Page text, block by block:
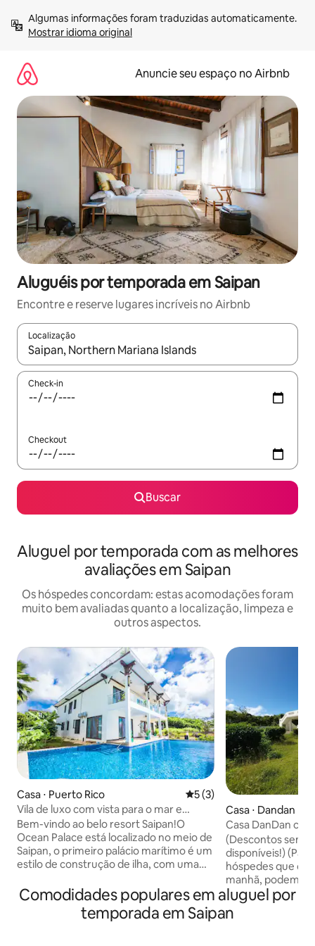
para
Mostrar idioma original
Anuncie seu espaço no Airbnb
Aluguéis por temporada em Saipan
Encontre e reserve lugares incríveis no Airbnb
Localização
Quando os resultados estiverem disponíveis, explore-os
Check-in
Checkout
Buscar
Aluguel por temporada com as melhores
avaliações em Saipan
Os hóspedes concordam: estas acomodações foram
muito bem avaliadas quanto a localização, limpeza e
outros aspectos.
Casa ⋅ Puerto Rico 5 de uma avaliação média
5 (3)
Vila de luxo com vista para o mar e
piscina #3 (3 quartos)
Bem-vindo ao belo resort Saipan!O
Ocean Palace está localizado no meio de
Saipan, o primeiro palácio marítimo é um
estilo de construção de ilha, com uma
bela baía, piscina profissional privada
dentro da cerca elétrica, cercada por
flores durante todo o ano, ar fresco, alto
Casa ⋅ Dandan
Casa DanDan
(Descontos
disponíveis!)
hóspedes que
manhã, podemos
check-in a partir
você chegar.) Esta Dandan Ocean View
House está
Comodidades populares em aluguel por
temporada em Saipan